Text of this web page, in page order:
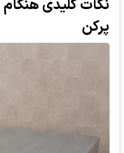
نکات کلیدی
پرکن